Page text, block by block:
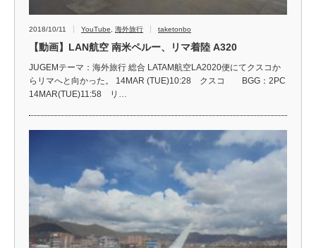
2018/10/11 YouTube 海外旅行 taketonbo
【動画】LAN航空 南米ペルー、リマ着陸 A320
JUGEMテーマ：海外旅行 総合 LATAM航空LA2020便にてクスコか
らリマへと向かった。 14MAR (TUE)10:28 クスコ BGG：2PC
14MAR(TUE)11:58 リ…